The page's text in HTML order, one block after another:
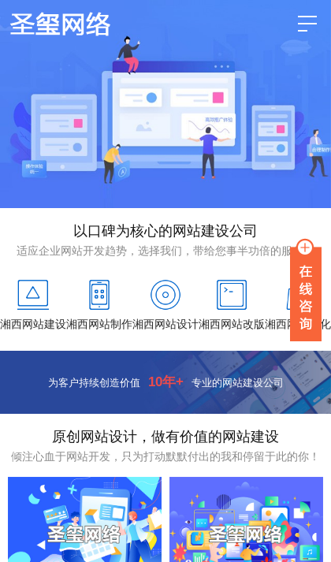
以口碑为核心的网站建设公司
适应企业网站开发趋势，选择我们，带给您事半功倍的服务！
湘西网站建设湘西网站制作湘西网站设计湘西网站改版湘西网站优化
为客户持续创造价值 10年+ 专业的网站建设公司
原创网站设计，做有价值的网站建设
倾注心血于网站开发，只为打动默默付出的我和停留于此的你！